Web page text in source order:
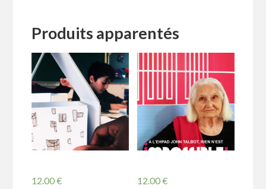
Produits apparentés
12.00€ 12.00€